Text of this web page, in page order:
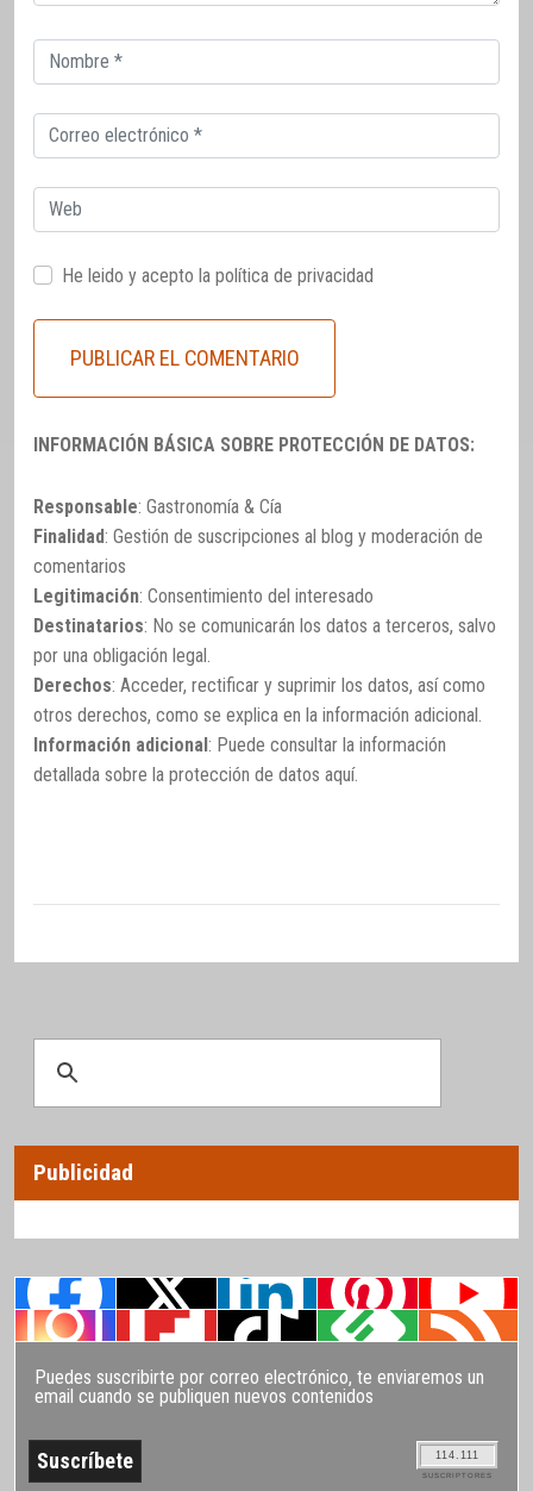
Correo
electrónico
Correo
electrónico
Web
He leido y acepto la política de privacidad
INFORMACIÓN BÁSICA SOBRE PROTECCIÓN DE DATOS:
Responsable: Gastronomía & Cía
Finalidad: Gestión de suscripciones al blog y moderación de
comentarios
Legitimación: Consentimiento del interesado
Destinatarios: No se comunicarán los datos a terceros, salvo
por una obligación legal.
Derechos: Acceder, rectificar y suprimir los datos, así como
otros derechos, como se explica en la información adicional.
Información adicional : Puede consultar la información
detallada sobre la protección de datos aquí.
Publicidad
Puedes suscribirte por correo electrónico, te enviaremos un
email cuando se publiquen nuevos contenidos
114.111
SUSCRIPTORES